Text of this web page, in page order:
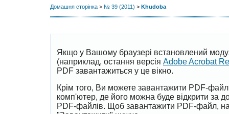
Домашня сторінка > № 39 (2011) > Khudoba
Якщо у Вашому браузері встановлений
(наприклад, остання версія Adobe Acrobat
PDF завантажиться у це вікно.
Крім того, Ви можете завантажити PDF-
комп'ютер, де його можна буде відкрити за
PDF-файлів. Щоб завантажити PDF-файл,